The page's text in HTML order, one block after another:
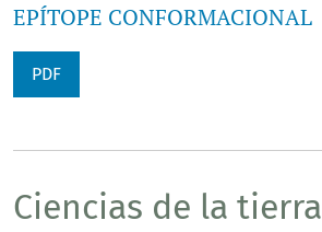
EPÍTOPE CONFORMACIONAL
PDF
Ciencias de la tierra